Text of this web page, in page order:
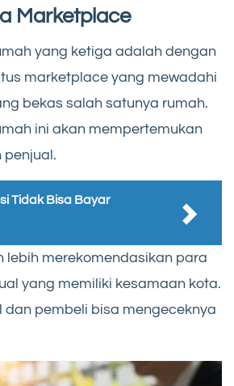
Marketplace
yang ketiga adalah dengan
marketplace yang mewadahi
bekas salah satunya rumah.
ini akan mempertemukan
penjual.
Tidak Bisa Bayar
lebih merekomendasikan para
yang memiliki kesamaan kota.
dan pembeli bisa mengeceknya